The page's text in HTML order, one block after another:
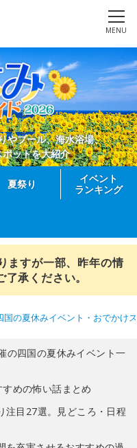
MENU
やプール、海水浴場、
ットを大紹介
夏祭り
イベント
ランキング
ますが一部、昨年の情
承ください。
国の夏休みイベント・おでかけ
の四国の夏休みイベント一
すめの怖い話まとめ
注目27選。見どころ・日程